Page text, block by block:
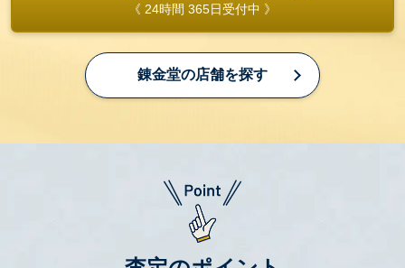
《 24時間 365日受付中 》
錬金堂の店舗を探す